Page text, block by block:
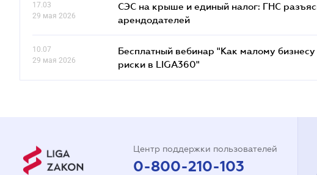
17.03
29 мая 2026
СЭС на крыше и единый налог: ГНС
арендодателей
10.07
29 мая 2026
Бесплатный вебинар "Как малому
риски в LIGA360"
Центр поддержки пользователей
0-800-210-103